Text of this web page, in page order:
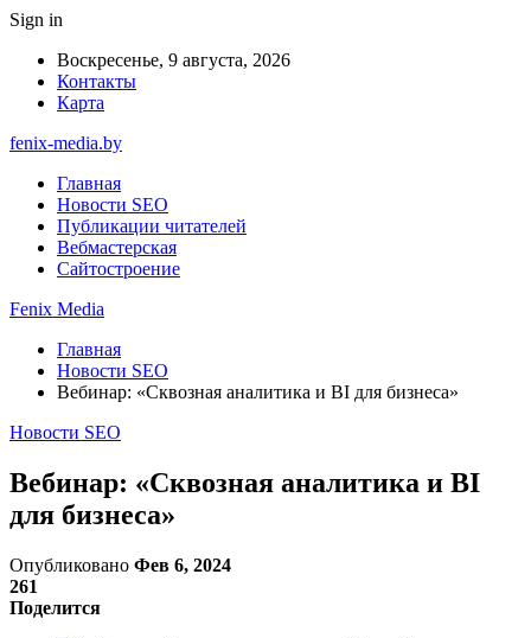
Sign in
Воскресенье, 9 августа, 2026
Контакты
Карта
fenix-media.by
Главная
Новости SEO
Публикации читателей
Вебмастерская
Сайтостроение
Fenix Media
Главная
Новости SEO
Вебинар: «Сквозная аналитика и BI для бизнеса»
Новости SEO
Вебинар: «Сквозная аналитика и BI
для бизнеса»
Опубликовано Фев 6, 2024
261
Поделится